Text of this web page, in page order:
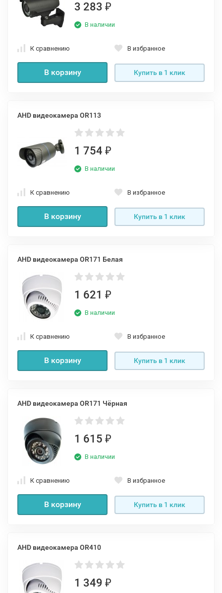
3 283 ₽
В наличии
К сравнению В избранное
В корзину Купить в 1 клик
AHD видеокамера OR113
1 754 ₽
В наличии
К сравнению В избранное
В корзину Купить в 1 клик
AHD видеокамера OR171 Белая
1 621 ₽
В наличии
К сравнению В избранное
В корзину Купить в 1 клик
AHD видеокамера OR171 Чёрная
1 615 ₽
В наличии
К сравнению В избранное
В корзину Купить в 1 клик
AHD видеокамера OR410
1 349 ₽